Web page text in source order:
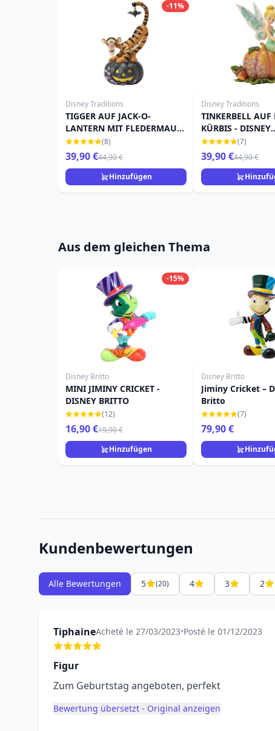
-11%
Disney Traditions
TIGGER AUF JACK-O-
LANTERN MIT FLEDERMAUS
- DISNEY TRADITIONS
(8)
39,90 €44,90 €
Hinzufügen
Disney Traditions
TINKERBELL AUF
KÜRBIS - DISNEY
TRADITIONS
(7)
39,90 €44,90 €
Aus dem gleichen Thema
-15%
Disney Britto
MINI JIMINY CRICKET -
DISNEY BRITTO
(12)
16,90 €19,90 €
Hinzufügen
Disney Britto
Jiminy Cricket –
Britto
(7)
79,90 €
Kundenbewertungen
Alle Bewertungen 5 (20) 4 3 2
TiphaineAcheté le 27/03/2023•Posté le 01/12/2023
Figur
Zum Geburtstag angeboten, perfekt
Bewertung übersetzt - Original anzeigen